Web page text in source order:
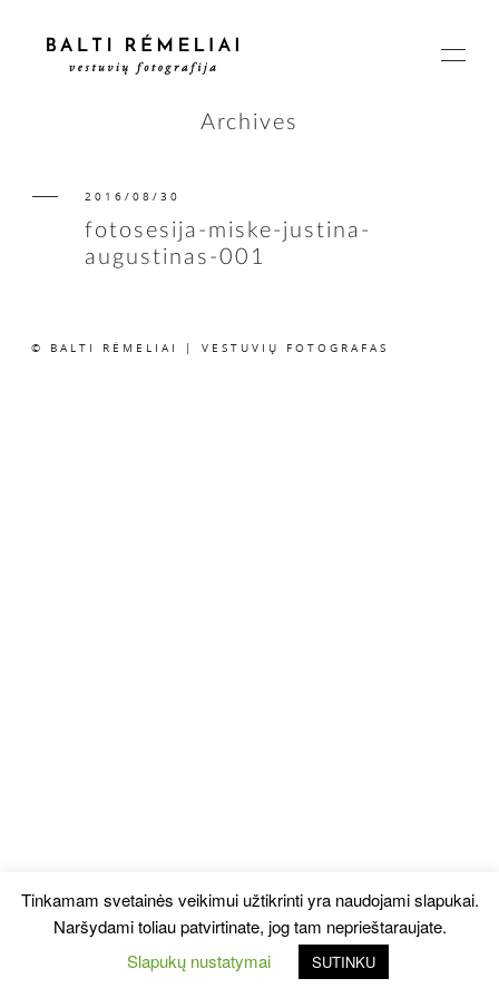
PAGRINDINIS
ISTORIJOS
Archives
2016/08/30
fotosesija-miske-justina-
augustinas-001
© BALTI RĖMELIAI | VESTUVIŲ FOTOGRAFAS
Tinkamam svetainės veikimui užtikrinti yra naudojami slapukai.
Naršydami toliau patvirtinate, jog tam neprieštaraujate.
Slapukų nustatymai
SUTINKU